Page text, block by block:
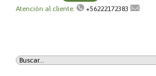
Atención al cliente:
+56222172383